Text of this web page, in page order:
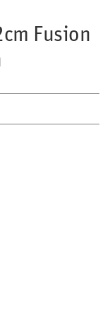
Fusion